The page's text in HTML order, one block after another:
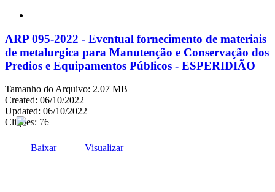
ACESSO À INFORMAÇÃO
ARP 095-2022 - Eventual fornecimento de materiais
de metalurgica para Manutenção e Conservação dos
Predios e Equipamentos Públicos - ESPERIDIÃO
Tamanho do Arquivo: 2.07 MB
Created: 06/10/2022
Updated: 06/10/2022
Cliques: 76
Baixar Visualizar